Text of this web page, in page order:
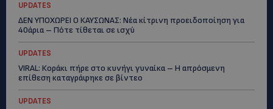
UPDATES
ΔΕΝ ΥΠΟΧΩΡΕΙ Ο ΚΑΥΣΩΝΑΣ: Νέα κίτρινη προειδοποίηση για
40άρια – Πότε τίθεται σε ισχύ
UPDATES
VIRAL: Κοράκι πήρε στο κυνήγι γυναίκα – Η απρόσμενη
επίθεση καταγράφηκε σε βίντεο
UPDATES